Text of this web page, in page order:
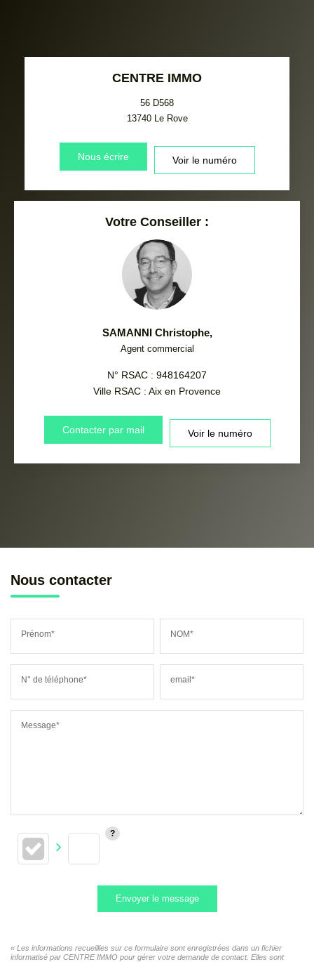
CENTRE IMMO
56 D568
13740 Le Rove
Nous écrire Voir le numéro
Votre Conseiller :
SAMANNI Christophe,
Agent commercial
N° RSAC : 948164207
Ville RSAC : Aix en Provence
Contacter par mail Voir le numéro
Nous contacter
Prénom* NOM*
N° de téléphone* email*
Message*
Envoyer le message
« Les informations recueillies sur ce formulaire sont enregistrées dans un fichier
informatisé par CENTRE IMMO pour gérer votre demande de contact. Elles sont